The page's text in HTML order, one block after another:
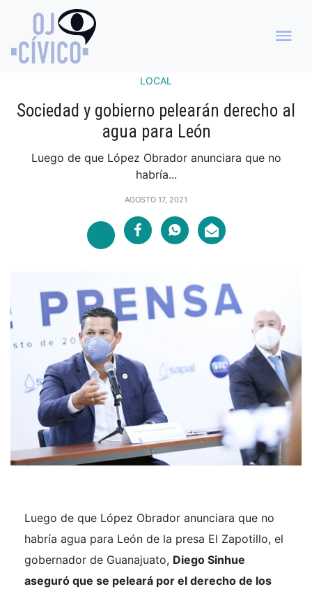
LOCAL
Sociedad y gobierno pelearán derecho al
agua para León
Luego de que López Obrador anunciara que no
habría...
AGOSTO 17, 2021
Luego de que López Obrador anunciara que no
habría agua para León de la presa El Zapotillo, el
gobernador de Guanajuato, Diego Sinhue
aseguró que se peleará por el derecho de los